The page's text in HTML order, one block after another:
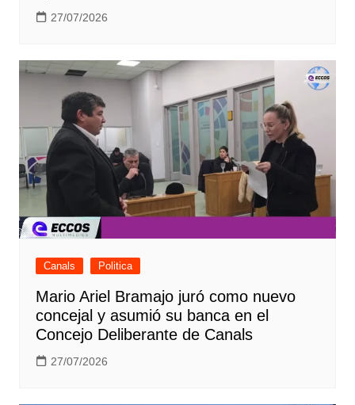
27/07/2026
Canals Politica
Mario Ariel Bramajo juró como nuevo
concejal y asumió su banca en el
Concejo Deliberante de Canals
27/07/2026